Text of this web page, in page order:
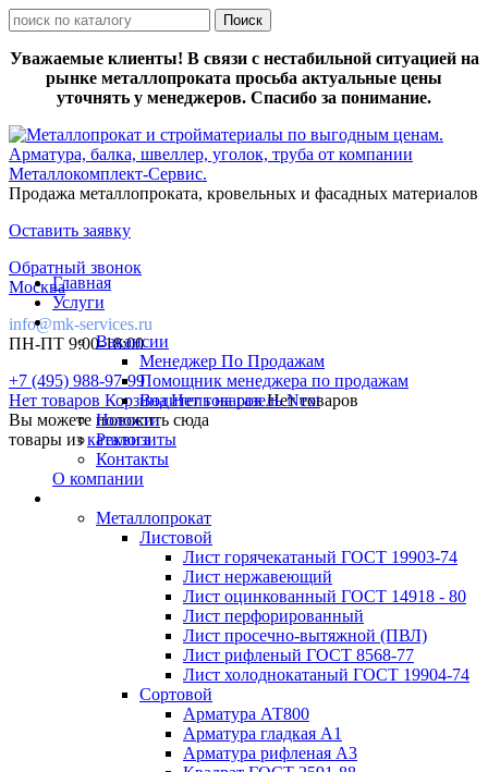
Уважаемые клиенты! В связи с нестабильной ситуацией на
рынке металлопроката просьба актуальные цены
уточнять у менеджеров. Спасибо за понимание.
Продажа металлопроката, кровельных и фасадных материалов
Оставить заявку
Обратный звонок
Москва
info@mk-services.ru
ПН-ПТ 9:00-18:00
+7 (495) 988-97-99
Нет товаров КорзинаНет товаровНет товаров
Вы можете положить сюда
товары изкаталога
Главная
Услуги
Вакансии
Менеджер По Продажам
Помощник менеджера по продажам
Водитель на газель Next
Новости
Реквизиты
Контакты
О компании
Металлопрокат
Листовой
Лист горячекатаный ГОСТ 19903-74
Лист нержавеющий
Лист оцинкованный ГОСТ 14918 - 80
Лист перфорированный
Лист просечно-вытяжной (ПВЛ)
Лист рифленый ГОСТ 8568-77
Лист холоднокатаный ГОСТ 19904-74
Сортовой
Арматура АТ800
Арматура гладкая А1
Арматура рифленая А3